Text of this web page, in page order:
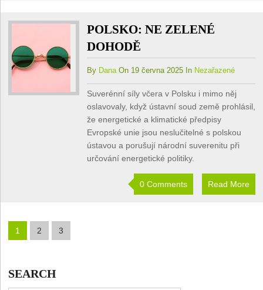
POLSKO: NE ZELENÉ
DOHODĚ
By DanaOn 19 června 2025 In Nezařazené
Suverénní síly včera v Polsku i mimo něj
oslavovaly, když ústavní soud země prohlásil,
že energetické a klimatické předpisy
Evropské unie jsou neslučitelné s polskou
ústavou a porušují národní suverenitu při
určování energetické politiky.
0 Comments Read More
1 2 3
SEARCH